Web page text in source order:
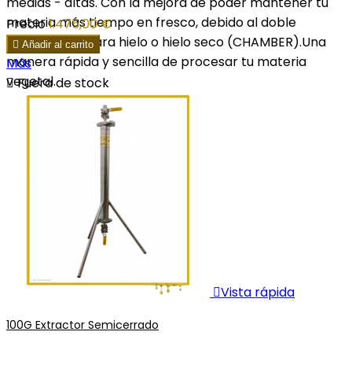
materia más tiempo en fresco, debido al doble
encamisado para hielo o hielo seco (CHAMBER).Una
manera rápida y sencilla de procesar tu materia
vegetal.
Precio1.475,00 €
 Añadir al carrito
Más
Fuera de stock
Vista rápida
100G Extractor Semicerrado